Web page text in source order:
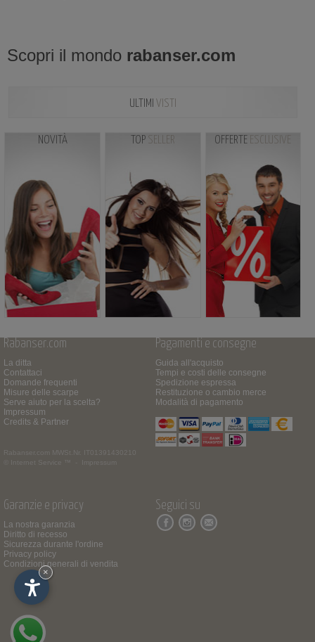
Scopri il mondo rabanser.com
ULTIMI VISTI
NOVITÀ TOP SELLER OFFERTE ESCLUSIVE
Rabanser.com
La ditta
Contattaci
Domande frequenti
Misure delle scarpe
Serve aiuto per la scelta?
Impressum
Credits & Partner
Rabanser.com
MWSt.Nr. IT01391430210
© Internet Service ™ -
Impressum
Pagamenti e consegne
Guida all'acquisto
Tempi e costi delle consegne
Spedizione espressa
Restituzione o cambio merce
Modalità di pagamento
Garanzie e privacy
La nostra garanzia
Diritto di recesso
Sicurezza durante l'ordine
Privacy policy
Condizioni generali di vendita
Seguici su
×